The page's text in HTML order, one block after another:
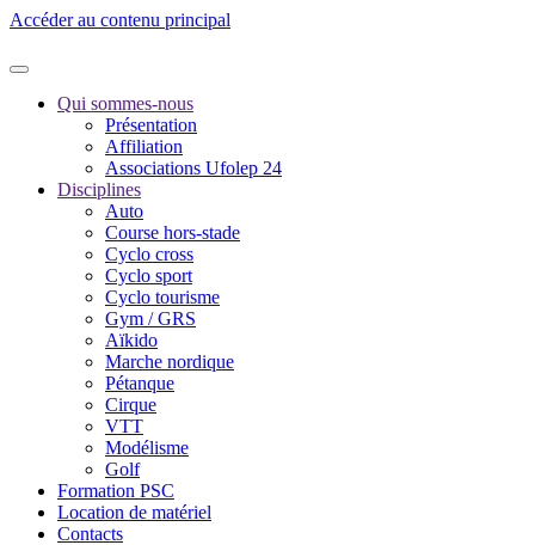
Accéder au contenu principal
Qui sommes-nous
Présentation
Affiliation
Associations Ufolep 24
Disciplines
Auto
Course hors-stade
Cyclo cross
Cyclo sport
Cyclo tourisme
Gym / GRS
Aïkido
Marche nordique
Pétanque
Cirque
VTT
Modélisme
Golf
Formation PSC
Location de matériel
Contacts